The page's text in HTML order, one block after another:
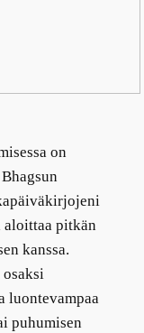
on
aloittaa pitkän
kanssa.
luontevampaa
puhumisen